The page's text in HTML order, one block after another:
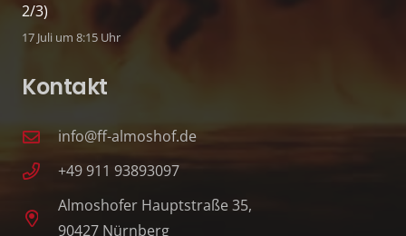
2/3)
17 Juli um 8:15 Uhr
Kontakt
info@ff-almoshof.de
+49 911 93893097
Almoshofer Hauptstraße 35,
90427 Nürnberg